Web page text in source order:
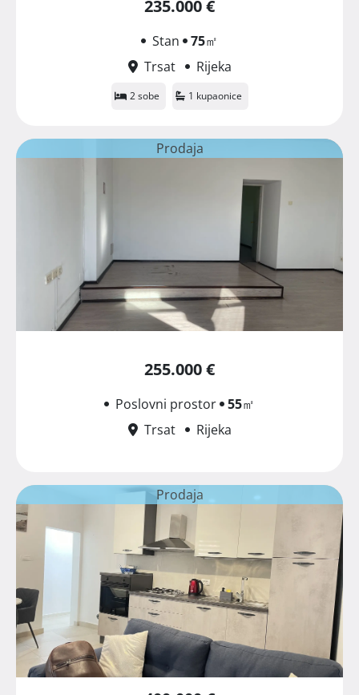
235.000 €
Stan 75㎡
Trsat
Rijeka
2 sobe 1 kupaonice
Prodaja
255.000 €
Poslovni prostor 55㎡
Trsat
Rijeka
Prodaja